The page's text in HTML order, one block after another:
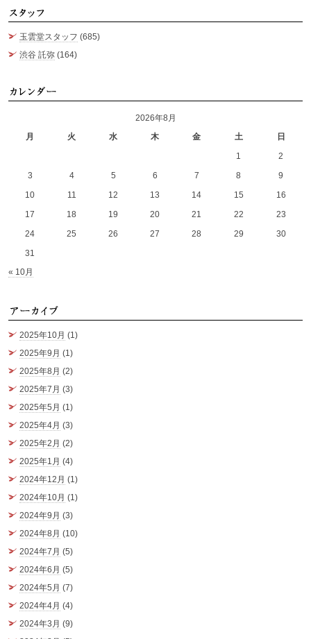
玉雲堂スタッフ (685)
渋谷 託弥 (164)
2026年8月
月
火 水 木 金 土
日
1
2
3
4 5 6 7 8
9
10
11 12 13 14 15
16
17
18 19 20 21 22
23
24
25 26 27 28 29
30
31
« 10月
2025年10月 (1)
2025年9月 (1)
2025年8月 (2)
2025年7月 (3)
2025年5月 (1)
2025年4月 (3)
2025年2月 (2)
2025年1月 (4)
2024年12月 (1)
2024年10月 (1)
2024年9月 (3)
2024年8月 (10)
2024年7月 (5)
2024年6月 (5)
2024年5月 (7)
2024年4月 (4)
2024年3月 (9)